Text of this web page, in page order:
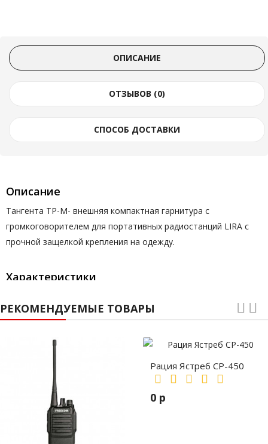
ОПИСАНИЕ
ОТЗЫВОВ (0)
СПОСОБ ДОСТАВКИ
Описание
Тангента ТP-M- внешняя компактная гарнитура с
громкоговорителем для портативных радиостанций LIRA с
прочной защелкой крепления на одежду.
Характеристики
Чувствительность
Номинальная мощность
Разъем подключения
M-plug (разъем Motorola)
Совместимость с моделями
P-280L
Диапазон рабочей температуры
РЕКОМЕНДУЕМЫЕ ТОВАРЫ
Рация Ястреб СР-450
0 р